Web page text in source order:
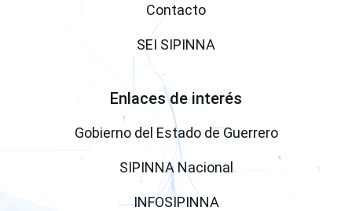
Contacto
SEI SIPINNA
Enlaces de interés
Gobierno del Estado de Guerrero(open a
SIPINNA Nacional(open a new
INFOSIPINNA(open a new window)